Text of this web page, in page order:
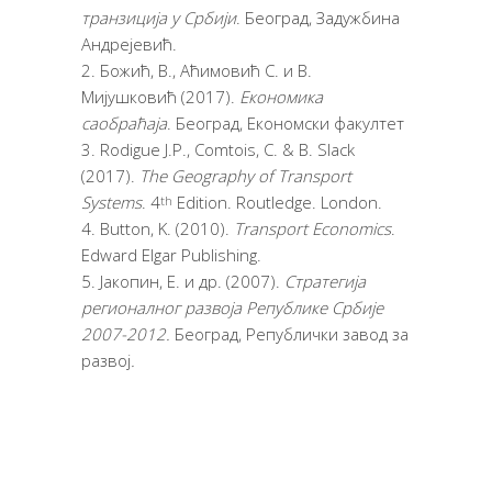
транзиција у Србији. Београд, Задужбина
Андрејевић.
Божић, В., Аћимовић С. и В.
Мијушковић (2017). Економика
саобраћаја. Београд, Економски факултет
Rodigue J.P., Comtois, C. & B. Slack
(2017). The Geography of Transport
Systems. 4th Edition. Routledge. London.
Button, K. (2010). Transport Economics.
Edward Elgar Publishing.
Јакопин, Е. и др. (2007). Стратегија
регионалног развоја Републике Србије
2007-2012. Београд, Републички завод за
развој.